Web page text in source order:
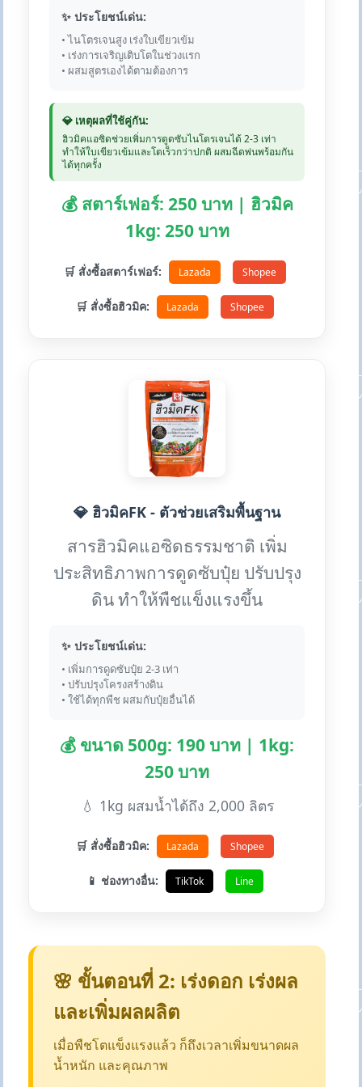
✨ ประโยชน์เด่น:
• ไนโตรเจนสูง เร่งใบเขียวเข้ม
• เร่งการเจริญเติบโตในช่วงแรก
• ผสมสูตรเองได้ตามต้องการ
💎 เหตุผลที่ใช้คู่กัน:
ฮิวมิคแอซิดช่วยเพิ่มการดูดซับไนโตรเจนได้ 2-3 เท่า
ทำให้ใบเขียวเข้มและโตเร็วกว่าปกติ ผสมฉีดพ่นพร้อมกัน
ได้ทุกครั้ง
💰 สตาร์เฟอร์: 250 บาท | ฮิวมิค
1kg: 250 บาท
🛒 สั่งซื้อสตาร์เฟอร์: Lazada Shopee
🛒 สั่งซื้อฮิวมิค: Lazada Shopee
💎 ฮิวมิคFK - ตัวช่วยเสริมพื้นฐาน
สารฮิวมิคแอซิดธรรมชาติ เพิ่ม
ประสิทธิภาพการดูดซับปุ๋ย ปรับปรุง
ดิน ทำให้พืชแข็งแรงขึ้น
✨ ประโยชน์เด่น:
• เพิ่มการดูดซับปุ๋ย 2-3 เท่า
• ปรับปรุงโครงสร้างดิน
• ใช้ได้ทุกพืช ผสมกับปุ๋ยอื่นได้
💰 ขนาด 500g: 190 บาท | 1kg:
250 บาท
💧 1kg ผสมน้ำได้ถึง 2,000 ลิตร
🛒 สั่งซื้อฮิวมิค: Lazada Shopee
📱 ช่องทางอื่น: TikTok Line
🌸 ขั้นตอนที่ 2: เร่งดอก เร่งผล
และเพิ่มผลผลิต
เมื่อพืชโตแข็งแรงแล้ว ก็ถึงเวลาเพิ่มขนาดผล
น้ำหนัก และคุณภาพ